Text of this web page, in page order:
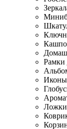
Кашпо
Рамки
Иконы
Ложки